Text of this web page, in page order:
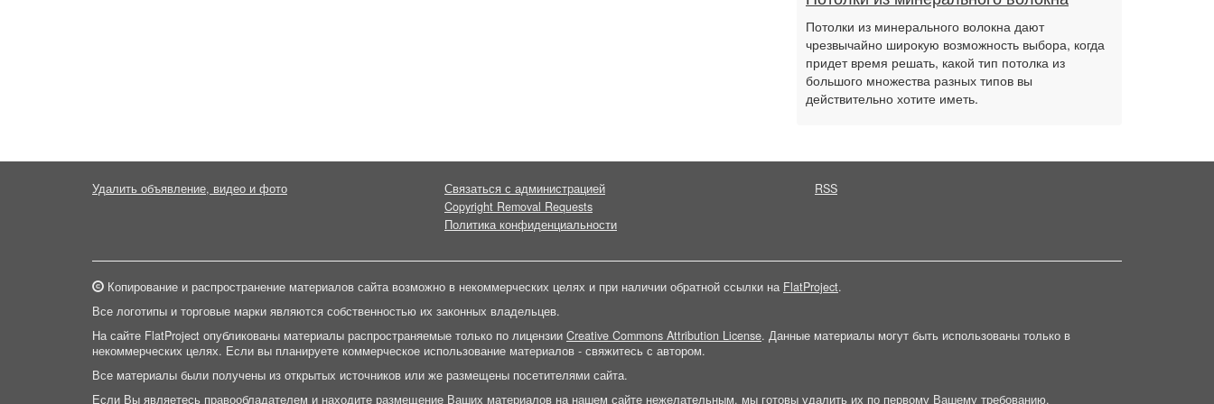
Потолки из минерального волокна дают
чрезвычайно широкую возможность выбора, когда
придет время решать, какой тип потолка из
большого множества разных типов вы
действительно хотите иметь.
Удалить объявление, видео и фото
Связаться с администрацией
Copyright Removal Requests
Политика конфиденциальности
RSS
Копирование и распространение материалов сайта возможно в некоммерческих целях и при наличии обратной ссылки на FlatProject.
Все логотипы и торговые марки являются собственностью их законных владельцев.
На сайте FlatProject опубликованы материалы распространяемые только по лицензии Creative Commons Attribution License. Данные материалы могут быть использованы только в
некоммерческих целях. Если вы планируете коммерческое использование материалов - свяжитесь с автором.
Все материалы были получены из открытых источников или же размещены посетителями сайта.
Если Вы являетесь правообладателем и находите размещение Ваших материалов на нашем сайте нежелательным, мы готовы удалить их по первому Вашему требованию.